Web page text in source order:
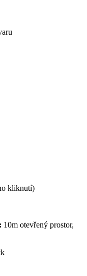
kliknutí)
10m otevřený prostor,